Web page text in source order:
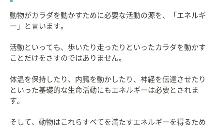
動物がカラダを動かすために必要な活動の源を、「エネルギ
ー」と言います。
活動といっても、歩いたり走ったりといったカラダを動かす
ことだけをさすのではありません。
体温を保持したり、内臓を動かしたり、神経を伝達させたり
といった基礎的な生命活動にもエネルギーは必要とされま
す。
そして、動物はこれらすべてを満たすエネルギーを得るため